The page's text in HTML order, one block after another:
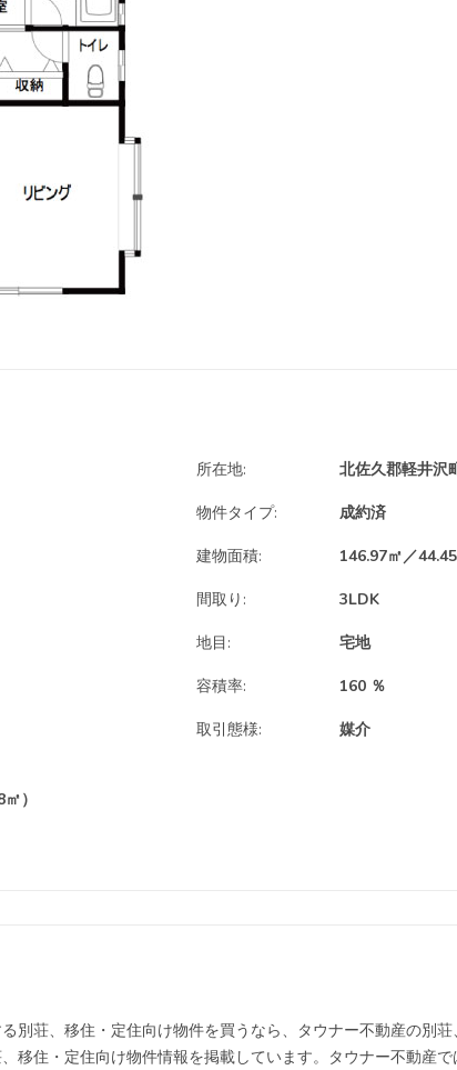
所在地: 北佐久郡軽井沢
物件タイプ: 成約済
建物面積: 146.97㎡／
間取り: 3LDK
地目: 宅地
容積率: 160 ％
取引態様: 媒介
㎡）
荘、移住・定住向け物件を買うなら、タウナー不動産の別
住・定住向け物件情報を掲載しています。タウナー不動